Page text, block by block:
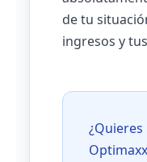
de tu
ingresos y